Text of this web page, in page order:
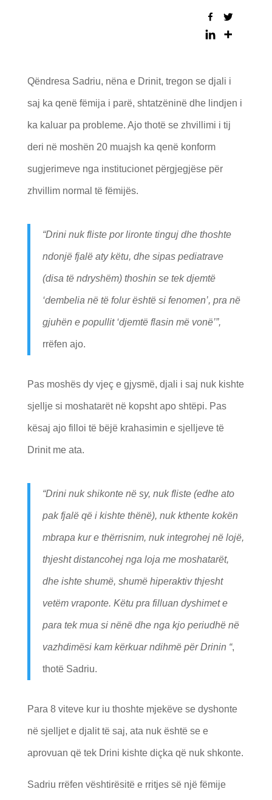
Qëndresa Sadriu, nëna e Drinit, tregon se djali i
saj ka qenë fëmija i parë, shtatzëninë dhe lindjen i
ka kaluar pa probleme. Ajo thotë se zhvillimi i tij
deri në moshën 20 muajsh ka qenë konform
sugjerimeve nga institucionet përgjegjëse për
zhvillim normal të fëmijës.
“Drini nuk fliste por lironte tinguj dhe thoshte
ndonjë fjalë aty këtu, dhe sipas pediatrave
(disa të ndryshëm) thoshin se tek djemtë
‘dembelia në të folur është si fenomen’, pra në
gjuhën e popullit ‘djemtë flasin më vonë’”,
rrëfen ajo.
Pas moshës dy vjeç e gjysmë, djali i saj nuk kishte
sjellje si moshatarët në kopsht apo shtëpi. Pas
kësaj ajo filloi të bëjë krahasimin e sjelljeve të
Drinit me ata.
“Drini nuk shikonte në sy, nuk fliste (edhe ato
pak fjalë që i kishte thënë), nuk kthente kokën
mbrapa kur e thërrisnim, nuk integrohej në lojë,
thjesht distancohej nga loja me moshatarët,
dhe ishte shumë, shumë hiperaktiv thjesht
vetëm vraponte. Këtu pra filluan dyshimet e
para tek mua si nënë dhe nga kjo periudhë në
vazhdimësi kam kërkuar ndihmë për Drinin “,
thotë Sadriu.
Para 8 viteve kur iu thoshte mjekëve se dyshonte
në sjelljet e djalit të saj, ata nuk është se e
aprovuan që tek Drini kishte diçka që nuk shkonte.
Sadriu rrëfen vështirësitë e rritjes së një fëmije